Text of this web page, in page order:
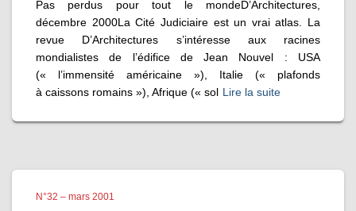
Pas perdus pour tout le mondeD’Architectures,
décembre 2000La Cité Judiciaire est un vrai atlas. La
revue D’Architectures s’intéresse aux racines
mondialistes de l’édifice de Jean Nouvel : USA
(« l’immensité américaine »), Italie (« plafonds
à caissons romains »), Afrique (« sol Lire la suite
N°32 – mars 2001